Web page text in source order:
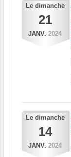
Le dimanche
21
JANV. 2024
Le dimanche
14
JANV. 2024